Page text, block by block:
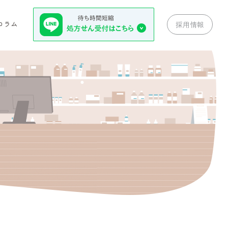
ラム 採用情報